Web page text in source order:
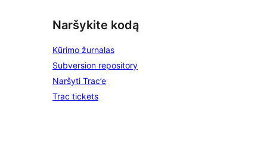
Naršykite kodą
Kūrimo žurnalas
Subversion repository
Naršyti Trac’e
Trac tickets